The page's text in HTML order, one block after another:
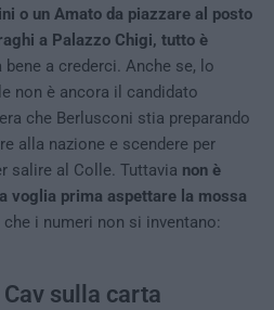
o un Amato da piazzare al posto
a Palazzo Chigi, tutto è
bene a crederci. Anche se, lo
non è ancora il candidato
che Berlusconi stia preparando
alla nazione e scendere per
salire al Colle. Tuttavia non è
voglia prima aspettare la mossa
che i numeri non si inventano:
sulla carta